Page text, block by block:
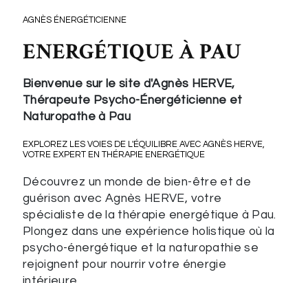
AGNÈS ÉNERGÉTICIENNE
ENERGÉTIQUE À PAU
Bienvenue sur le site d'Agnès HERVE,
Thérapeute Psycho-Énergéticienne et
Naturopathe à Pau
EXPLOREZ LES VOIES DE L'ÉQUILIBRE AVEC AGNÈS HERVE,
VOTRE EXPERT EN THÉRAPIE ENERGÉTIQUE
Découvrez un monde de bien-être et de
guérison avec Agnès HERVE, votre
spécialiste de la thérapie energétique à Pau.
Plongez dans une expérience holistique où la
psycho-énergétique et la naturopathie se
rejoignent pour nourrir votre énergie